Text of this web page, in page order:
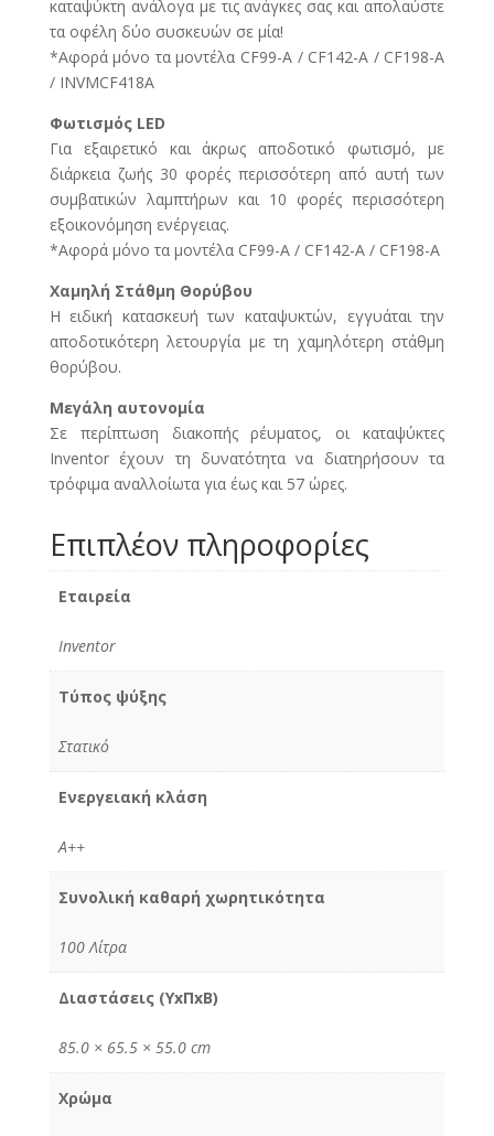
καταψύκτη ανάλογα με τις ανάγκες σας και απολαύστε
τα οφέλη δύο συσκευών σε μία!
*Αφορά μόνο τα μοντέλα CF99-A / CF142-A / CF198-A
/ INVMCF418A
Φωτισμός LED
Για εξαιρετικό και άκρως αποδοτικό φωτισμό, με
διάρκεια ζωής 30 φορές περισσότερη από αυτή των
συμβατικών λαμπτήρων και 10 φορές περισσότερη
εξοικονόμηση ενέργειας.
*Αφορά μόνο τα μοντέλα CF99-A / CF142-A / CF198-A
Χαμηλή Στάθμη Θορύβου
Η ειδική κατασκευή των καταψυκτών, εγγυάται την
αποδοτικότερη λετουργία με τη χαμηλότερη στάθμη
θορύβου.
Μεγάλη αυτονομία
Σε περίπτωση διακοπής ρέυματος, οι καταψύκτες
Inventor έχουν τη δυνατότητα να διατηρήσουν τα
τρόφιμα αναλλοίωτα για έως και 57 ώρες.
Επιπλέον πληροφορίες
Εταιρεία
Inventor
Τύπος ψύξης
Στατικό
Ενεργειακή κλάση
A++
Συνολική καθαρή χωρητικότητα
100 Λίτρα
Διαστάσεις (ΥxΠxΒ)
85.0 × 65.5 × 55.0 cm
Χρώμα